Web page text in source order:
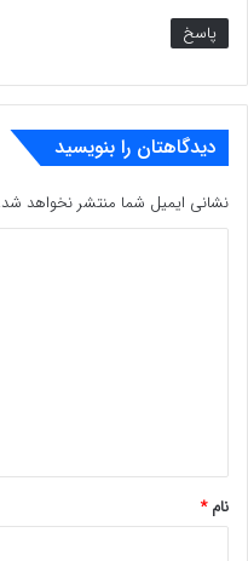
۳)این منتخب کدام مساله بر زمین مانده را حل کرده است؟
۵)او با کدام آقازاده و
مفسد اقتصادی به دستگاه
و دهها پرسش دیگر.
پاسخ
دیدگاهتان را بنویسید
نشانی ایمیل شما منتشر نخواهد شد.
نام*